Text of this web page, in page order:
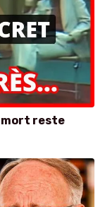
mort reste